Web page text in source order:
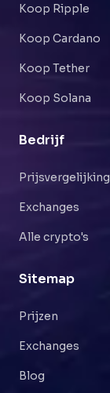
Koop Ripple
Koop Cardano
Koop Tether
Koop Solana
Bedrijf
Prijsvergelijking
Exchanges
Alle crypto's
Sitemap
Prijzen
Exchanges
Blog